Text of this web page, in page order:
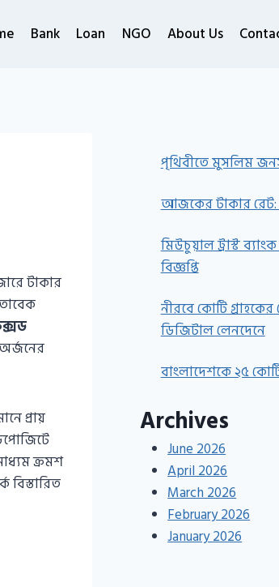
Bank Loan NGO About Us
টাকার
অর্জনের
প্রায়
ক্রমশ
বিস্তারিত
পৃথিবীতে মুসলিম
আজকের টাকার রেট:
মিউচুয়াল ট্রাস্ট
বিজ্ঞপ্তি
নীরবে কোটি
ডিজিটাল লেনদেনে
বাংলাদেশকে ২৫
Archives
June 2026
April 2026
March 2026
February 2026
January 2026